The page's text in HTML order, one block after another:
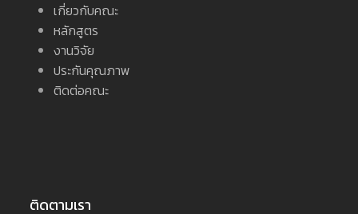
เกี่ยวกับคณะ
หลักสูตร
งานวิจัย
ประกันคุณภาพ
ติดต่อคณะ
ติดตามเรา